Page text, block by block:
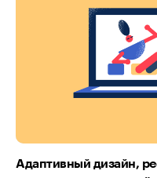
Адаптивный дизайн,